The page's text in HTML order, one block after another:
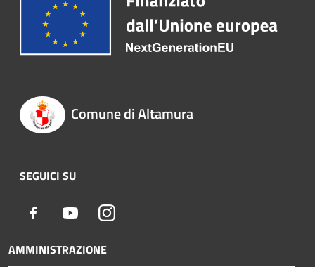
Comune di Altamura
SEGUICI SU
Facebook YoutubeInstagram
AMMINISTRAZIONE